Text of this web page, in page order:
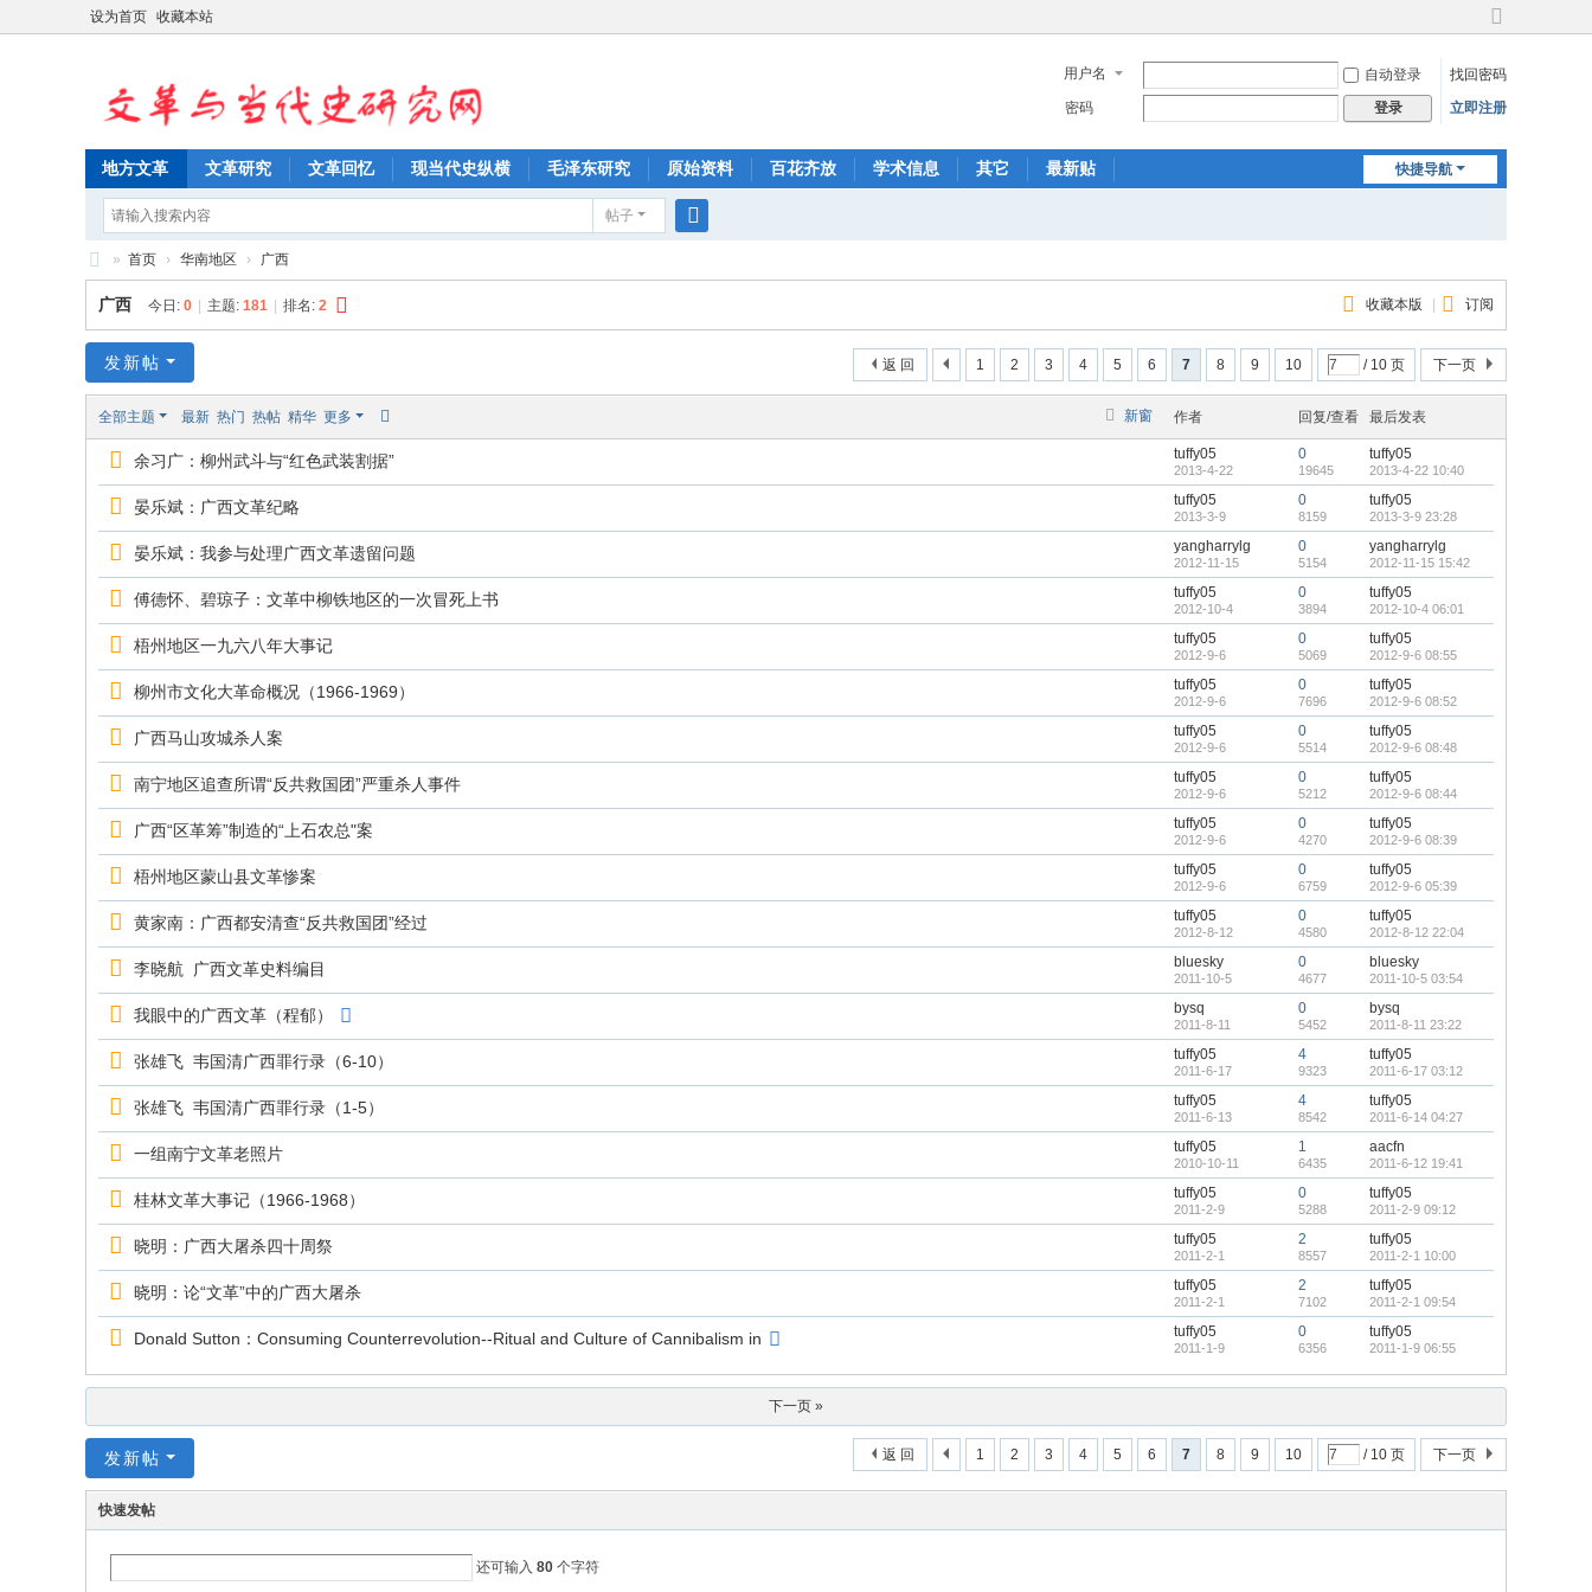
设为首页 收藏本站
切
到
宽
用户名 自动登录
找回密码
密码
登录 立即注册
快捷导航
地方文革 文革研究 文革回忆 现当代史纵横 毛泽东研究 原始资料 百花齐放 学术信息 其它 最新贴
帖子
索
文
革
当
究
» 首页 › 华南地区 › 广西
收藏本版 订阅
广西 今日: 0 主题: 181 排名: 2
1 2 3 4 5 6 7 8 9 10 / 10 页 下一页
返 回
发新帖
新窗
全部主题 最新 热门 热帖 精华 更多 作者 回复/查看 最后发表
余习广：柳州武斗与“红色武装割据” tuffy05
2013-4-22
0
19645
tuffy05
2013-4-22 10:40
晏乐斌：广西文革纪略 tuffy05
2013-3-9
0
8159
tuffy05
2013-3-9 23:28
晏乐斌：我参与处理广西文革遗留问题 yangharrylg
2012-11-15
0
5154
yangharrylg
2012-11-15 15:42
傅德怀、碧琼子：文革中柳铁地区的一次冒死上书 tuffy05
2012-10-4
0
3894
tuffy05
2012-10-4 06:01
梧州地区一九六八年大事记 tuffy05
2012-9-6
0
5069
tuffy05
2012-9-6 08:55
柳州市文化大革命概况（1966-1969） tuffy05
2012-9-6
0
7696
tuffy05
2012-9-6 08:52
广西马山攻城杀人案 tuffy05
2012-9-6
0
5514
tuffy05
2012-9-6 08:48
南宁地区追查所谓“反共救国团”严重杀人事件 tuffy05
2012-9-6
0
5212
tuffy05
2012-9-6 08:44
广西“区革筹”制造的“上石农总"案 tuffy05
2012-9-6
0
4270
tuffy05
2012-9-6 08:39
梧州地区蒙山县文革惨案 tuffy05
2012-9-6
0
6759
tuffy05
2012-9-6 05:39
黄家南：广西都安清查“反共救国团”经过 tuffy05
2012-8-12
0
4580
tuffy05
2012-8-12 22:04
李晓航 广西文革史料编目 bluesky
2011-10-5
0
4677
bluesky
2011-10-5 03:54
我眼中的广西文革（程郁） bysq
2011-8-11
0
5452
bysq
2011-8-11 23:22
张雄飞 韦国清广西罪行录（6-10） tuffy05
2011-6-17
4
9323
tuffy05
2011-6-17 03:12
张雄飞 韦国清广西罪行录（1-5） tuffy05
2011-6-13
4
8542
tuffy05
2011-6-14 04:27
一组南宁文革老照片 tuffy05
2010-10-11
1
6435
aacfn
2011-6-12 19:41
桂林文革大事记（1966-1968） tuffy05
2011-2-9
0
5288
tuffy05
2011-2-9 09:12
晓明：广西大屠杀四十周祭 tuffy05
2011-2-1
2
8557
tuffy05
2011-2-1 10:00
晓明：论“文革”中的广西大屠杀 tuffy05
2011-2-1
2
7102
tuffy05
2011-2-1 09:54
Donald Sutton：Consuming Counterrevolution--Ritual and Culture of Cannibalism in tuffy05
2011-1-9
0
6356
tuffy05
2011-1-9 06:55
下一页 »
1 2 3 4 5 6 7 8 9 10 / 10 页 下一页
返 回
发新帖
快速发帖
还可输入 80 个字符